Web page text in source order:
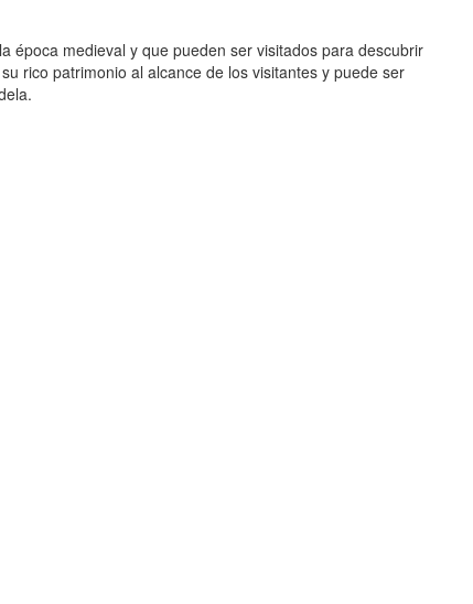
época medieval y que pueden ser visitados para descubrir
rico patrimonio al alcance de los visitantes y puede ser